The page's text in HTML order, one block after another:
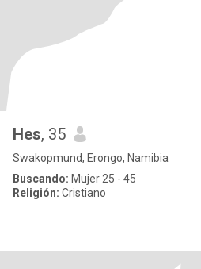
Hes, 35
Swakopmund, Erongo, Namibia
Buscando: Mujer 25 - 45
Religión: Cristiano